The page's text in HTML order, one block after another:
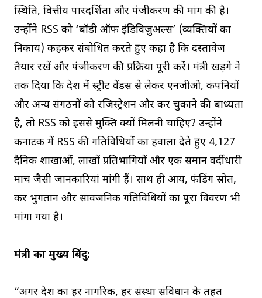
स्थिति, वित्तीय पारदर्शिता और पंजीकरण की मांग की है।
उन्होंने RSS को ‘बॉडी ऑफ इंडिविजुअल्स’ (व्यक्तियों का
निकाय) कहकर संबोधित करते हुए कहा है कि दस्तावेज
तैयार रखें और पंजीकरण की प्रक्रिया पूरी करें। मंत्री खड़गे ने
तर्क दिया कि देश में स्ट्रीट वेंडर्स से लेकर एनजीओ, कंपनियों
और अन्य संगठनों को रजिस्ट्रेशन और कर चुकाने की बाध्यता
है, तो RSS को इससे मुक्ति क्यों मिलनी चाहिए? उन्होंने
कर्नाटक में RSS की गतिविधियों का हवाला देते हुए 4,127
दैनिक शाखाओं, लाखों प्रतिभागियों और एक समान वर्दीधारी
मार्च जैसी जानकारियां मांगी हैं। साथ ही आय, फंडिंग स्रोत,
कर भुगतान और सार्वजनिक गतिविधियों का पूरा विवरण भी
मांगा गया है।
मंत्री का मुख्य बिंदु:
“अगर देश का हर नागरिक, हर संस्था संविधान के तहत